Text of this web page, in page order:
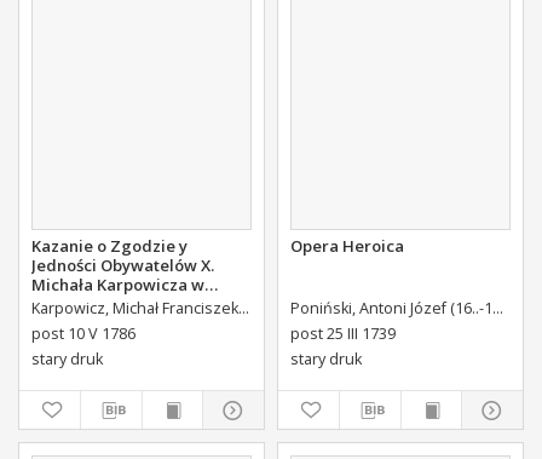
Kazanie o Zgodzie y
Jedności Obywatelów X.
Michała Karpowicza w
Uroczystosc Imienin [...]
Stanisława Augusta Krola
Miane [...].
Karpowicz, Michał Franciszek (1744-1803)
post 10 V 1786
stary druk
Opera Heroica
Poniński, Antoni Józef (16..-1742).
post 25 III 1739
stary druk